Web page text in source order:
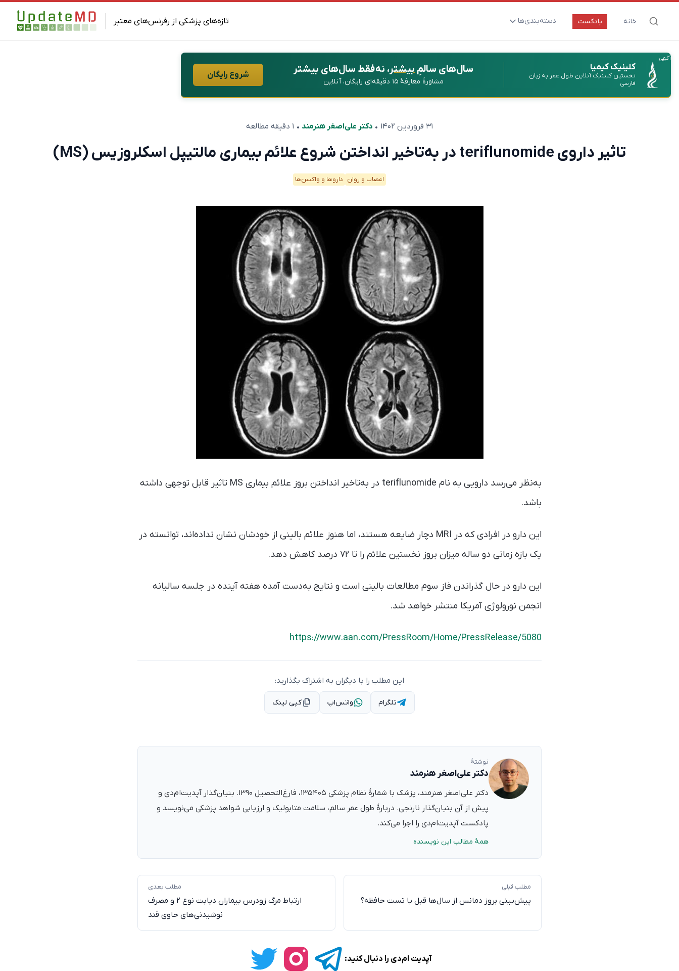
تازه‌های پزشکی از رفرنس‌های معتبر خانه پادکست دسته‌بندی‌ها
ارتقای سلامت و طول عمر
بیماری‌ها و پاتوژن‌ها
تغذیه و مکمل‌ها
مادر و کودک
آگهی
کلینیک کیمیا
نخستین کلینیک آنلاین طول عمر به زبان
فارسی
سال‌های سالمِبیشتر، نه فقط سال‌های بیشتر
مشاورهٔ معارفهٔ ۱۵ دقیقه‌ای رایگان، آنلاین
شروع رایگان
۳۱ فروردین ۱۴۰۲ • دکتر علی‌اصغر هنرمند • ۱ دقیقه مطالعه
تاثیر داروی teriflunomide در به‌تاخیر انداختن شروع علائم بیماری مالتیپل اسکلروزیس (MS)
اعصاب و روان دارو‌ها و واکسن‌ها
به‌نظر می‌رسد دارویی به نام teriflunomide در به‌تاخیر انداختن بروز علائم بیماری MS تاثیر قابل توجهی داشته
باشد.
این دارو در افرادی که در MRI دچار ضایعه هستند، اما هنوز علائم بالینی از خودشان نشان نداده‌اند، توانسته در
یک بازه زمانی دو ساله میزان بروز نخستین علائم را تا ۷۲ درصد کاهش دهد.
این دارو در حال گذراندن فاز سوم مطالعات بالینی است و نتایج به‌دست آمده هفته آینده در جلسه سالیانه
انجمن نورولوژی آمریکا منتشر خواهد شد.
https://www.aan.com/PressRoom/Home/PressRelease/5080
این مطلب را با دیگران به اشتراک بگذارید:
تلگرام واتس‌اپ کپی لینک
نوشتهٔ
دکتر علی‌اصغر هنرمند
دکتر علی‌اصغر هنرمند، پزشک با شمارهٔ نظام پزشکی ۱۳۵۴۰۵، فارغ‌التحصیل ۱۳۹۰. بنیان‌گذار آپدیت‌ام‌دی و
پیش از آن بنیان‌گذار نارنجی. دربارهٔ طول عمر سالم، سلامت متابولیک و ارزیابی شواهد پزشکی می‌نویسد و
پادکست آپدیت‌ام‌دی را اجرا می‌کند.
همهٔ مطالب این نویسنده
مطلب قبلی
پیش‌بینی بروز دمانس از سال‌ها قبل با تست حافظه؟
مطلب بعدی
ارتباط مرگ زودرس بیماران دیابت نوع ۲ و مصرف
نوشیدنی‌های حاوی قند
آپدیت ام‌دی را دنبال کنید: